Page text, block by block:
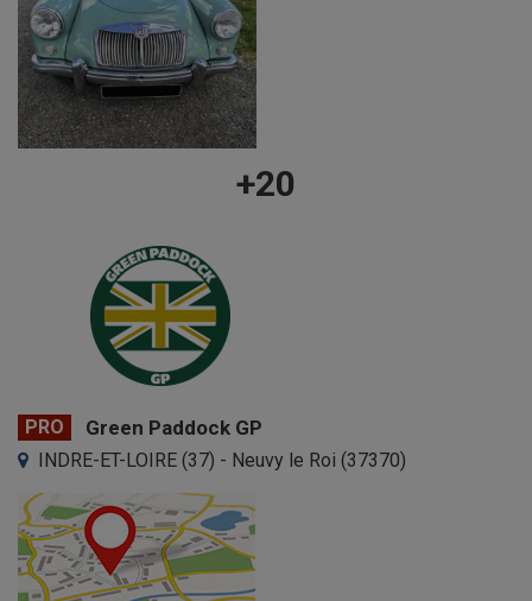
+20
PRO Green Paddock GP
INDRE-ET-LOIRE (37) - Neuvy le Roi (37370)